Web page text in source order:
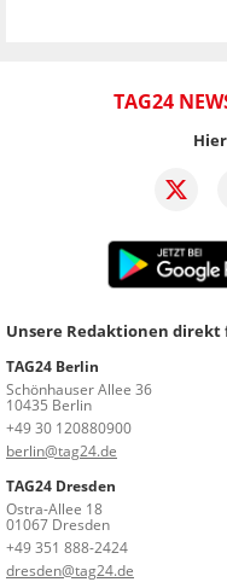
TAG24
Unsere Redaktionen direkt
TAG24 Berlin
Schönhauser Allee 36
10435 Berlin
+49 30 120880900
berlin@tag24.de
TAG24 Dresden
Ostra-Allee 18
01067 Dresden
+49 351 888-2424
dresden@tag24.de